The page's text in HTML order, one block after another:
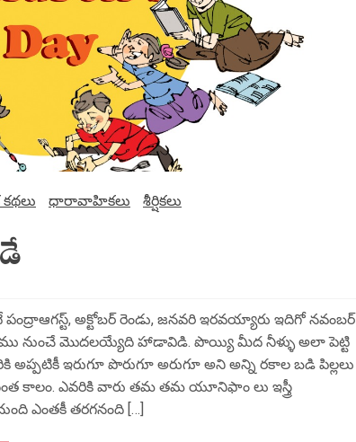
ధారావాహికలు శీర్షికలు
పంద్రాఆగస్ట్, అక్టోబర్ రెండు, జనవరి ఇరవయ్యారు ఇదిగో నవంబర్
నుంచే మొదలయ్యేది హాడావిడి. పొయ్యి మీద నీళ్ళు అలా పెట్టి
ఇరుగూ పొరుగూ అరుగూ అని అన్ని రకాల బడి పిల్లలు
కాలం. ఎవరికి వారు తమ తమ యూనిఫాం లు ఇస్త్రీ
ఎంతకీ తరగనంది […]